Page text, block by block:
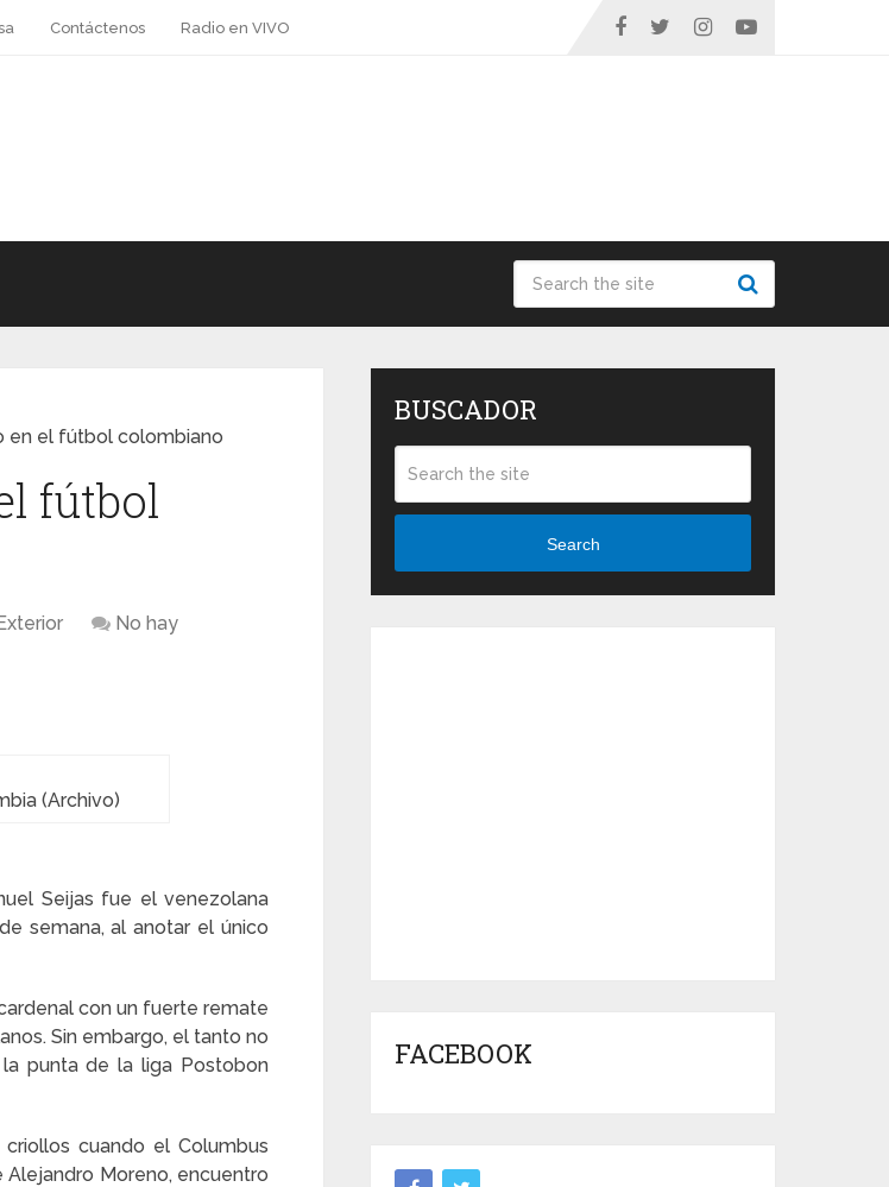
Contáctenos Radio en VIVO
en el fútbol colombiano
fútbol
No hay
(Archivo)
Seijas fue el venezolana
semana, al anotar el único
con un fuerte remate
Sin embargo, el tanto no
punta de la liga Postobon
cuando el Columbus
Moreno, encuentro
BUSCADOR
Search
FACEBOOK